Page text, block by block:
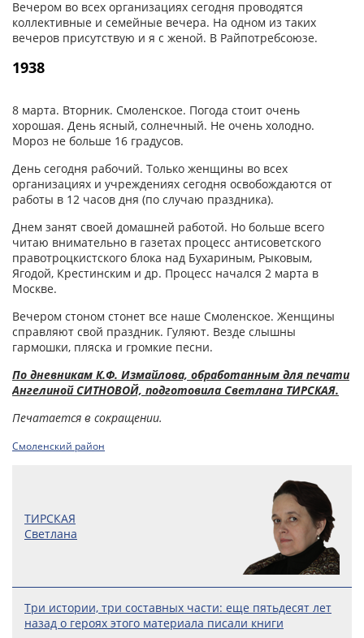
Вечером во всех организациях сегодня проводятся
коллективные и семейные вечера. На одном из таких
вечеров присутствую и я с женой. В Райпотребсоюзе.
1938
8 марта. Вторник. Смоленское. Погода стоит очень
хорошая. День ясный, солнечный. Не очень холодно.
Мороз не больше 16 градусов.
День сегодня рабочий. Только женщины во всех
организациях и учреждениях сегодня освобождаются от
работы в 12 часов дня (по случаю праздника).
Днем занят своей домашней работой. Но больше всего
читаю внимательно в газетах процесс антисоветского
правотроцкистского блока над Бухариным, Рыковым,
Ягодой, Крестинским и др. Процесс начался 2 марта в
Москве.
Вечером стоном стонет все наше Смоленское. Женщины
справляют свой праздник. Гуляют. Везде слышны
гармошки, пляска и громкие песни.
По дневникам К.Ф. Измайлова, обработанным для печати
Ангелиной СИТНОВОЙ, подготовила Светлана ТИРСКАЯ.
Печатается в сокращении.
Смоленский район
ТИРСКАЯ
Светлана
Три истории, три составных части: еще пятьдесят лет
назад о героях этого материала писали книги